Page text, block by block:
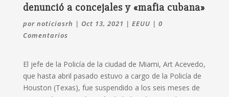
denunció a concejales y «mafia cubana»
por noticiasrh | Oct 13, 2021 | EEUU | 0
Comentarios
El jefe de la Policía de la ciudad de Miami, Art Acevedo,
que hasta abril pasado estuvo a cargo de la Policía de
Houston (Texas), fue suspendido a los seis meses de